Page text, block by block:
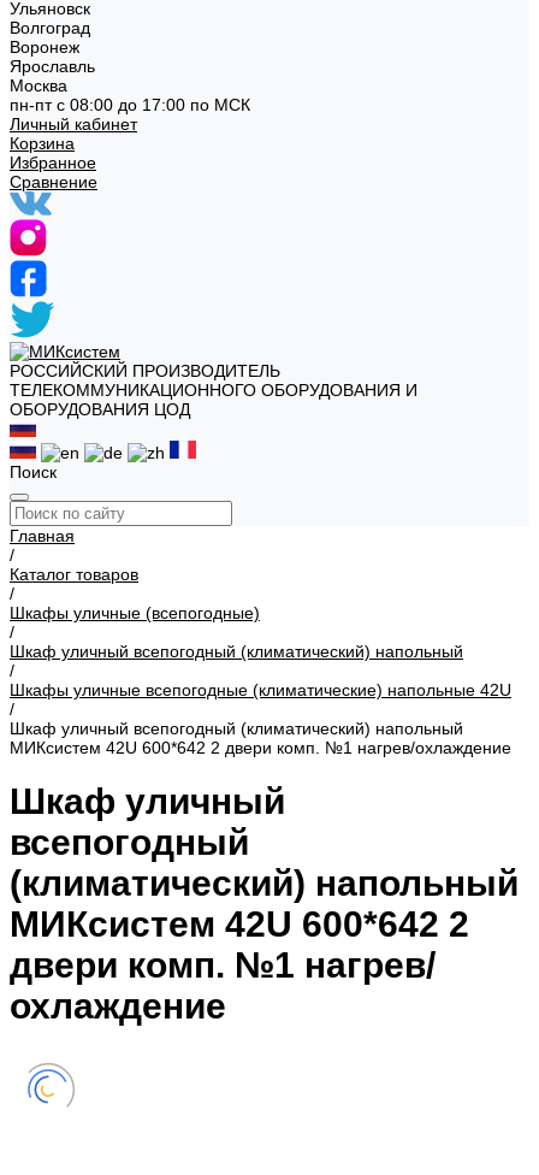
Ульяновск
Волгоград
Воронеж
Ярославль
Москва
пн-пт с 08:00 до 17:00 по МСК
Личный кабинет
Корзина
Избранное
Сравнение
РОССИЙСКИЙ ПРОИЗВОДИТЕЛЬ
ТЕЛЕКОММУНИКАЦИОННОГО ОБОРУДОВАНИЯ И
ОБОРУДОВАНИЯ ЦОД
Поиск
Главная
/
Каталог товаров
/
Шкафы уличные (всепогодные)
/
Шкаф уличный всепогодный (климатический) напольный
/
Шкафы уличные всепогодные (климатические) напольные 42U
/
Шкаф уличный всепогодный (климатический) напольный
МИКсистем 42U 600*642 2 двери комп. №1 нагрев/охлаждение
Шкаф уличный
всепогодный
(климатический) напольный
МИКсистем 42U 600*642 2
двери комп. №1 нагрев/
охлаждение